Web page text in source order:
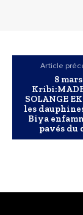
Article
8
SOLANGE
les
Biya
pavés du